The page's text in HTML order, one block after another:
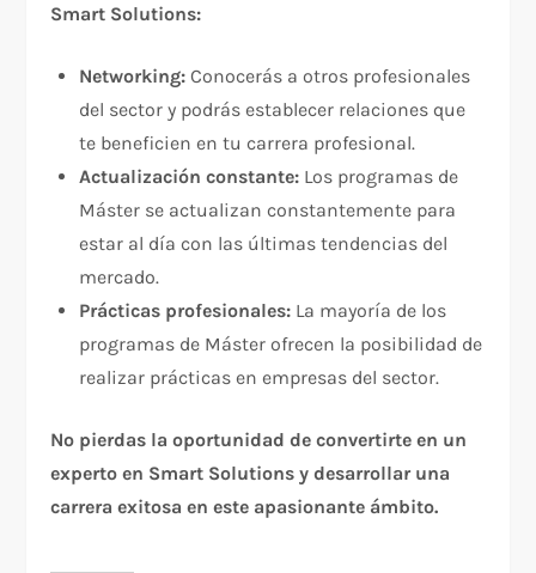
Smart Solutions:
Networking: Conocerás a otros profesionales
del sector y podrás establecer relaciones que
te beneficien en tu carrera profesional.
Actualización constante: Los programas de
Máster se actualizan constantemente para
estar al día con las últimas tendencias del
mercado.
Prácticas profesionales: La mayoría de los
programas de Máster ofrecen la posibilidad de
realizar prácticas en empresas del sector.
No pierdas la oportunidad de convertirte en un
experto en Smart Solutions y desarrollar una
carrera exitosa en este apasionante ámbito.